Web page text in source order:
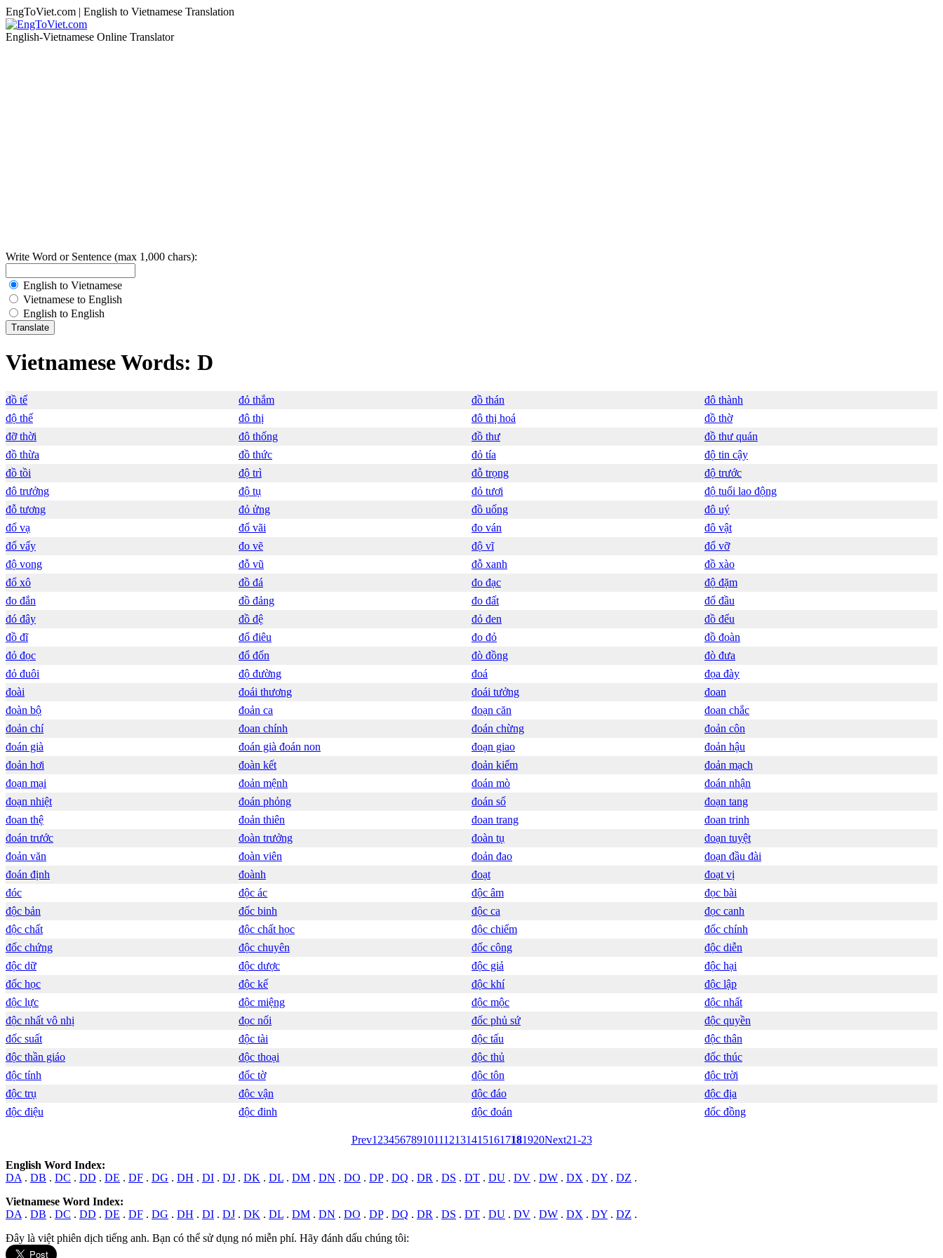
EngToViet.com | English to Vietnamese Translation
English-Vietnamese Online Translator
Write Word or Sentence (max 1,000 chars):
English to Vietnamese
Vietnamese to English
English to English
Vietnamese Words: D
đồ tể đỏ thắm đồ thán
đô thành
độ thế
đô thị đô thị hoá
đồ thờ
đỡ thời
đô thống đồ thư
đồ thư quán
đồ thừa
đồ thức đỏ tía
độ tin cậy
đồ tồi
độ trì đỗ trọng
độ trước
đô trưởng
độ tụ đỏ tươi
độ tuổi lao động
đỗ tương
đỏ ửng đồ uống
đô uý
đổ vạ
đổ vãi đo ván
đô vật
đổ vấy
đo vẽ độ vĩ
đổ vỡ
độ vong
đỗ vũ đỗ xanh
đồ xào
đổ xô
đồ đá đo đạc
độ đặm
đo đắn
đồ đảng đo đất
đổ đầu
đó đây
đồ đệ đỏ đen
đồ đểu
đồ đĩ
đổ điêu đo đỏ
đồ đoàn
đỏ đọc
đổ đốn đò đồng
đò đưa
đỏ đuôi
độ đường đoá
đọa đày
đoài
đoái thương đoái tưởng
đoan
đoàn bộ
đoản ca đoạn căn
đoan chắc
đoản chí
đoan chính đoán chừng
đoản côn
đoán già
đoán già đoán non đoạn giao
đoản hậu
đoản hơi
đoàn kết đoản kiếm
đoản mạch
đoạn mại
đoản mệnh đoán mò
đoán nhận
đoạn nhiệt
đoán phỏng đoán số
đoạn tang
đoan thệ
đoản thiên đoan trang
đoan trinh
đoán trước
đoàn trưởng đoàn tụ
đoạn tuyệt
đoản văn
đoàn viên đoản đao
đoạn đầu đài
đoán định
đoành đoạt
đoạt vị
đóc
độc ác độc âm
đọc bài
độc bản
đốc binh độc ca
đọc canh
độc chất
độc chất học độc chiếm
đốc chính
đốc chứng
độc chuyên đốc công
độc diễn
độc dữ
độc dược độc giả
độc hại
đốc học
độc kế độc khí
độc lập
độc lực
độc miệng độc mộc
độc nhất
độc nhất vô nhị
đọc nối đốc phủ sứ
độc quyền
đốc suất
độc tài độc tấu
độc thân
độc thần giáo
độc thoại độc thủ
đốc thúc
độc tính
đốc tờ độc tôn
độc trời
độc trụ
độc vận độc đáo
độc địa
độc điệu
độc đinh độc đoán đốc đồng
Prev1 234567891011121314151617181920Next21-23
English Word Index:
DA . DB . DC . DD . DE . DF . DG . DH . DI . DJ . DK . DL . DM . DN . DO . DP. DQ . DR . DS . DT . DU . DV . DW . DX . DY . DZ .
Vietnamese Word Index:
DA . DB . DC . DD . DE . DF . DG . DH . DI . DJ . DK . DL . DM . DN . DO . DP. DQ . DR . DS . DT . DU . DV . DW . DX . DY . DZ .
Đây là việt phiên dịch tiếng anh. Bạn có thể sử dụng nó miễn phí. Hãy đánh dấu chúng tôi: